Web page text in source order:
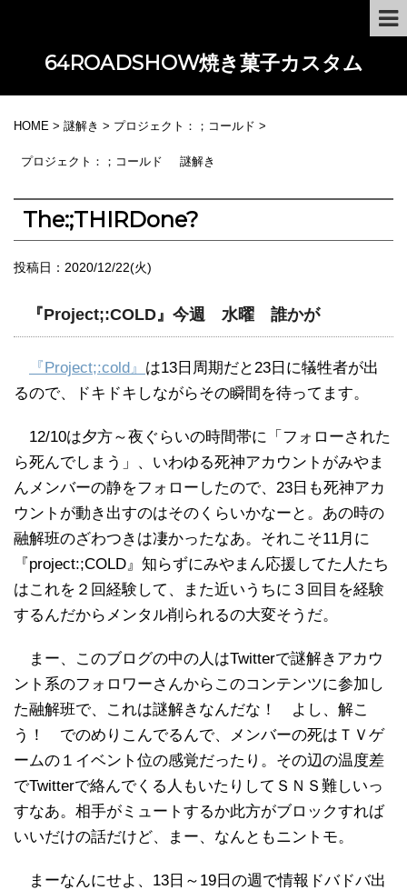
64ROADSHOW焼き菓子カスタム
HOME > 謎解き > プロジェクト：；コールド >
プロジェクト：；コールド 謎解き
The:;THIRDone?
投稿日： 2020/12/22(火)
『Project;:COLD』今週 水曜 誰かが
『Project;:cold』 は13日周期だと23日に犠牲者が出
るので、ドキドキしながらその瞬間を待ってます。
12/10は夕方～夜ぐらいの時間帯に「フォローされた
ら死んでしまう」、いわゆる死神アカウントがみやま
んメンバーの静をフォローしたので、23日も死神アカ
ウントが動き出すのはそのくらいかなーと。あの時の
融解班のざわつきは凄かったなあ。それこそ11月に
『project:;COLD』知らずにみやまん応援してた人たち
はこれを２回経験して、また近いうちに３回目を経験
するんだからメンタル削られるの大変そうだ。
まー、このブログの中の人はTwitterで謎解きアカウ
ント系のフォロワーさんからこのコンテンツに参加し
た融解班で、これは謎解きなんだな！ よし、解こ
う！ でのめりこんでるんで、メンバーの死はＴＶゲ
ームの１イベント位の感覚だったり。その辺の温度差
でTwitterで絡んでくる人もいたりしてＳＮＳ難しいっ
すなあ。相手がミュートするか此方がブロックすれば
いいだけの話だけど、まー、なんともニントモ。
まーなんにせよ、13日～19日の週で情報ドバドバ出